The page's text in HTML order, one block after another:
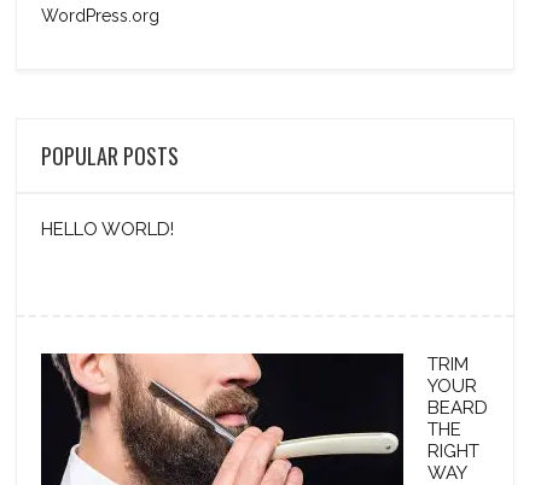
WordPress.org
POPULAR POSTS
HELLO WORLD!
TRIM
YOUR
BEARD
THE
RIGHT
WAY